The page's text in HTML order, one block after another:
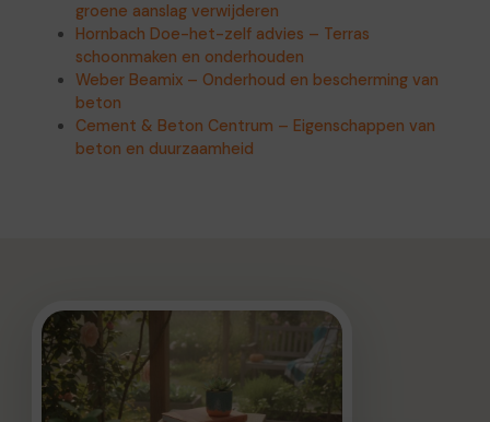
groene aanslag verwijderen
Hornbach Doe-het-zelf advies – Terras
schoonmaken en onderhouden
Weber Beamix – Onderhoud en bescherming van
beton
Cement & Beton Centrum – Eigenschappen van
beton en duurzaamheid